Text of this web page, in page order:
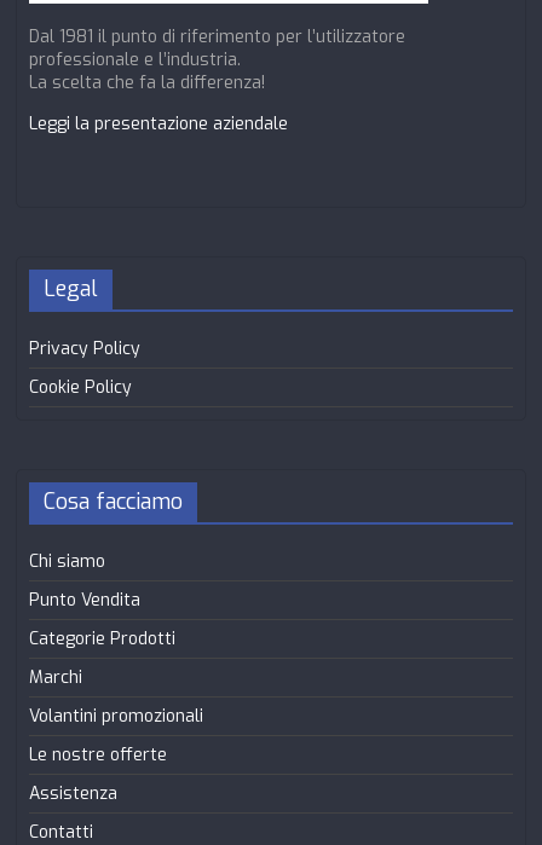
Dal 1981 il punto di riferimento per l’utilizzatore
professionale e l’industria.
La scelta che fa la differenza!
Leggi la presentazione aziendale
Legal
Privacy Policy
Cookie Policy
Cosa facciamo
Chi siamo
Punto Vendita
Categorie Prodotti
Marchi
Volantini promozionali
Le nostre offerte
Assistenza
Contatti